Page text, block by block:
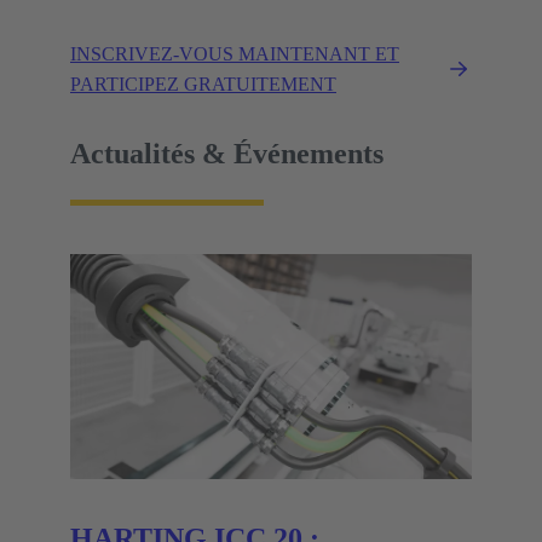
INSCRIVEZ-VOUS MAINTENANT ET
PARTICIPEZ GRATUITEMENT
Actualités & Événements